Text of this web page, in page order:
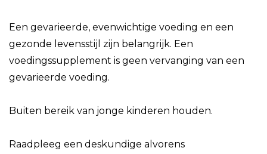
Een gevarieerde, evenwichtige voeding en een
gezonde levensstijl zijn belangrijk. Een
voedingssupplement is geen vervanging van een
gevarieerde voeding.
Buiten bereik van jonge kinderen houden.
Raadpleeg een deskundige alvorens